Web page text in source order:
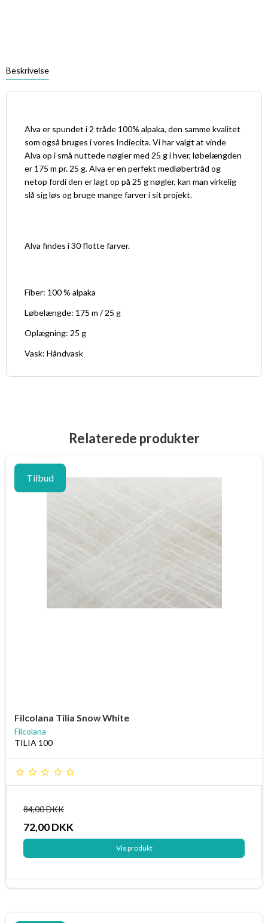
Beskrivelse
Alva er spundet i 2 tråde 100% alpaka, den samme kvalitet
som også bruges i vores Indiecita. Vi har valgt at vinde
Alva op i små nuttede nøgler med 25 g i hver, løbelængden
er 175 m pr. 25 g. Alva er en perfekt medløbertråd og
netop fordi den er lagt op på 25 g nøgler, kan man virkelig
slå sig løs og bruge mange farver i sit projekt.
Alva findes i 30 flotte farver.
Fiber: 100 % alpaka
Løbelængde: 175 m / 25 g
Oplægning: 25 g
Vask: Håndvask
Relaterede produkter
Tilbud
Filcolana Tilia Snow White
Filcolana
TILIA 100
84,00 DKK
72,00 DKK
Vis produkt